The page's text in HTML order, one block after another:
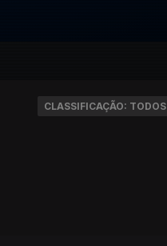
CLASSIFICAÇÃO: TODOS